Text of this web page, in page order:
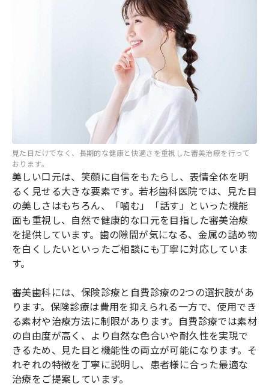
見た目だけでなく、長期的な健康と快適さを重視した審美治療を行って
おります。
美しい口元は、笑顔に自信をもたらし、表情全体を明
るく見せる大きな要素です。若杉歯科医院では、見た目
の美しさはもちろん、「噛む」「話す」といった機能
面も重視し、自然で健康的な口元を目指した審美治療
を提供しています。歯の隙間が気になる、金属の詰め物
を白くしたいといったご相談にも丁寧に対応していま
す。
審美歯科には、保険診療と自費診療の2つの選択肢があ
ります。保険診療は費用を抑えられる一方で、使用でき
る素材や治療方法に制限があります。自費診療では素材
の自由度が高く、より自然な色合いや耐久性を実現で
きるため、見た目と機能性の両立が可能になります。そ
れぞれの特徴を丁寧に説明し、患者様に合った最適な
治療をご提案しています。